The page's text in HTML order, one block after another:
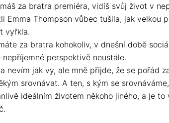
máš za bratra premiéra, vidíš svůj život v
Emma Thompson vůbec tušila, jak velkou
vyřkla.
za bratra kohokoliv, v dnešní době
nepříjemné perspektivě neustále.
nevím jak vy, ale mně přijde, že se pořád
srovnávat. A ten, s kým se
ideálním životem někoho jiného, a je